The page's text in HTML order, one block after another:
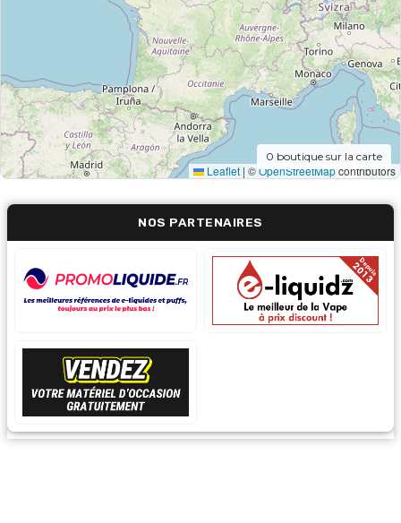
Leaflet | ©OpenStreetMapcontributors
0 boutique sur la carte
NOS PARTENAIRES